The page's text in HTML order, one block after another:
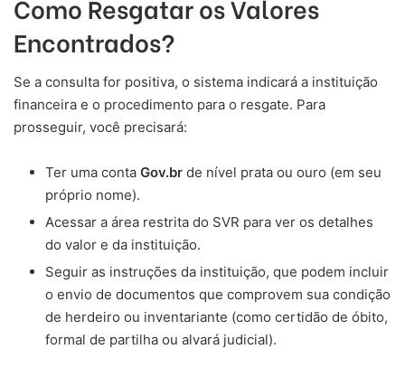
Como Resgatar os Valores
Encontrados?
Se a consulta for positiva, o sistema indicará a instituição
financeira e o procedimento para o resgate. Para
prosseguir, você precisará:
Ter uma conta Gov.br de nível prata ou ouro (em seu
próprio nome).
Acessar a área restrita do SVR para ver os detalhes
do valor e da instituição.
Seguir as instruções da instituição, que podem incluir
o envio de documentos que comprovem sua condição
de herdeiro ou inventariante (como certidão de óbito,
formal de partilha ou alvará judicial).